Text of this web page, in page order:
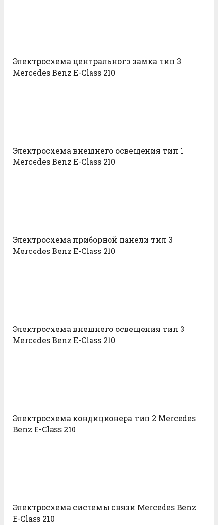
Электросхема центрального замка тип 3
Mercedes Benz E-Class 210
Электросхема внешнего освещения тип 1
Mercedes Benz E-Class 210
Электросхема приборной панели тип 3
Mercedes Benz E-Class 210
Электросхема внешнего освещения тип 3
Mercedes Benz E-Class 210
Электросхема кондиционера тип 2 Mercedes
Benz E-Class 210
Электросхема системы связи Mercedes Benz
E-Class 210